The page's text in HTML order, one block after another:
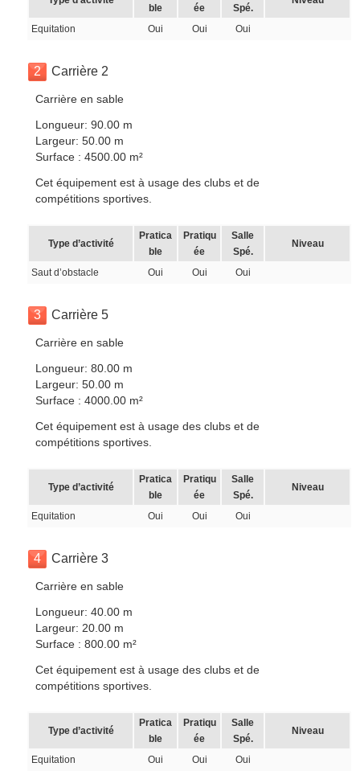
ble
ée
Spé.
Equitation Oui Oui Oui
2 Carrière 2
Carrière en sable
Longueur: 90.00 m
Largeur: 50.00 m
Surface : 4500.00 m²
Cet équipement est à usage des clubs et de
compétitions sportives.
Type d’activité
Pratica
ble
Pratiqu
ée
Salle
Spé.
Niveau
Saut d’obstacle Oui Oui Oui
3 Carrière 5
Carrière en sable
Longueur: 80.00 m
Largeur: 50.00 m
Surface : 4000.00 m²
Cet équipement est à usage des clubs et de
compétitions sportives.
Type d’activité
Pratica
ble
Pratiqu
ée
Salle
Spé.
Niveau
Equitation Oui Oui Oui
4 Carrière 3
Carrière en sable
Longueur: 40.00 m
Largeur: 20.00 m
Surface : 800.00 m²
Cet équipement est à usage des clubs et de
compétitions sportives.
Type d’activité
Pratica
ble
Pratiqu
ée
Salle
Spé.
Niveau
Equitation Oui Oui Oui